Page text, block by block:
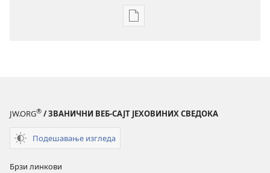
Формати
8. јун
JW.ORG® / ЗВАНИЧНИ ВЕБ-САЈТ ЈЕХОВИНИХ СВЕДОКА
Подешавање изгледа
Брзи линкови